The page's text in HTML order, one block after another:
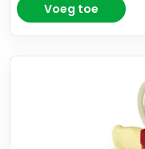
Voeg toe